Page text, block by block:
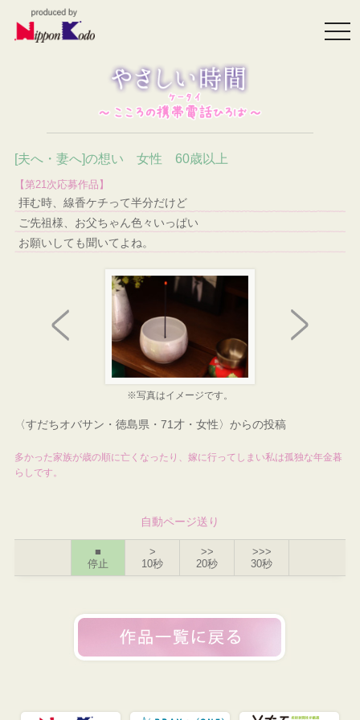
[夫へ・妻へ]の想い 女性 60歳以上
【第21次応募作品】
拝む時、線香ケチって半分だけど
ご先祖様、お父ちゃん色々いっぱい
お願いしても聞いてよね。
※写真はイメージです。
〈すだちオバサン・徳島県・71才・女性〉からの投稿
多かった家族が歳の順に亡くなったり、嫁に行ってしまい私は孤独な年金暮
らしです。
自動ページ送り
■
停止
>
10秒
>>
20秒
>>>
30秒